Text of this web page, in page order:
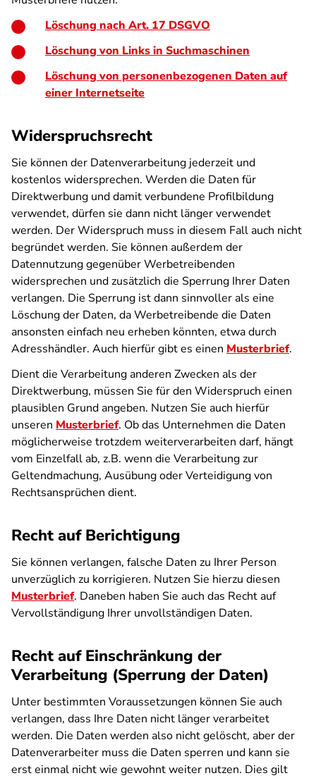
Löschung nach Art. 17 DSGVO
Löschung von Links in Suchmaschinen
Löschung von personenbezogenen Daten auf
einer Internetseite
Widerspruchsrecht
Sie können der Datenverarbeitung jederzeit und
kostenlos widersprechen. Werden die Daten für
Direktwerbung und damit verbundene Profilbildung
verwendet, dürfen sie dann nicht länger verwendet
werden. Der Widerspruch muss in diesem Fall auch nicht
begründet werden. Sie können außerdem der
Datennutzung gegenüber Werbetreibenden
widersprechen und zusätzlich die Sperrung Ihrer Daten
verlangen. Die Sperrung ist dann sinnvoller als eine
Löschung der Daten, da Werbetreibende die Daten
ansonsten einfach neu erheben könnten, etwa durch
Adresshändler. Auch hierfür gibt es einen Musterbrief.
Dient die Verarbeitung anderen Zwecken als der
Direktwerbung, müssen Sie für den Widerspruch einen
plausiblen Grund angeben. Nutzen Sie auch hierfür
unseren Musterbrief. Ob das Unternehmen die Daten
möglicherweise trotzdem weiterverarbeiten darf, hängt
vom Einzelfall ab, z.B. wenn die Verarbeitung zur
Geltendmachung, Ausübung oder Verteidigung von
Rechtsansprüchen dient.
Recht auf Berichtigung
Sie können verlangen, falsche Daten zu Ihrer Person
unverzüglich zu korrigieren. Nutzen Sie hierzu diesen
Musterbrief. Daneben haben Sie auch das Recht auf
Vervollständigung Ihrer unvollständigen Daten.
Recht auf Einschränkung der
Verarbeitung (Sperrung der Daten)
Unter bestimmten Voraussetzungen können Sie auch
verlangen, dass Ihre Daten nicht länger verarbeitet
werden. Die Daten werden also nicht gelöscht, aber der
Datenverarbeiter muss die Daten sperren und kann sie
erst einmal nicht wie gewohnt weiter nutzen. Dies gilt